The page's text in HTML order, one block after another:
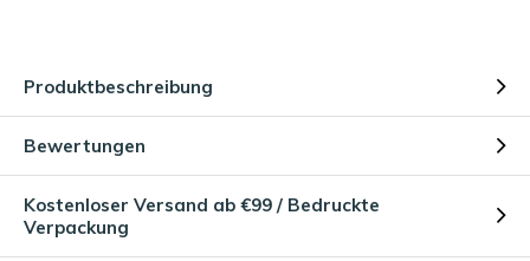
Produktbeschreibung
Bewertungen
Kostenloser Versand ab €99 / Bedruckte
Verpackung